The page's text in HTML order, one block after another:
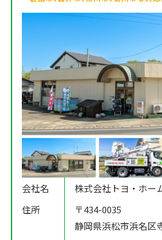
会社名
株式会社トヨ・ホー
住所
〒434-0035
静岡県浜松市浜名区